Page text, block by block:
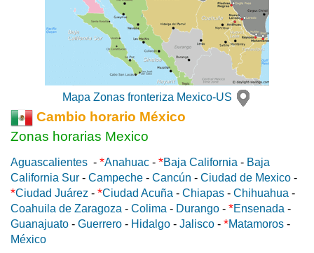
Mapa Zonas fronteriza Mexico-US
Cambio horario México
Zonas horarias Mexico
Aguascalientes - *Anahuac - *Baja California - Baja
California Sur - Campeche - Cancún - Ciudad de Mexico -
*Ciudad Juárez - *Ciudad Acuña - Chiapas - Chihuahua -
Coahuila de Zaragoza - Colima - Durango - *Ensenada -
Guanajuato - Guerrero - Hidalgo - Jalisco - *Matamoros -
México